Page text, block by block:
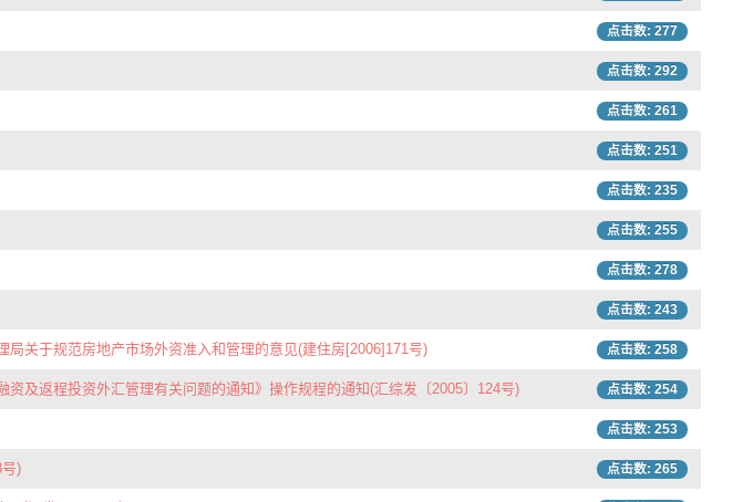
点击数: 277
点击数: 292
点击数: 261
点击数: 251
点击数: 235
点击数: 255
点击数: 278
点击数: 243
关于规范房地产市场外资准入和管理的意见(建住房[2006]171号) 点击数: 258
及返程投资外汇管理有关问题的通知》操作规程的通知(汇综发〔2005〕124号) 点击数: 254
点击数: 253
) 点击数: 265